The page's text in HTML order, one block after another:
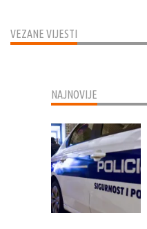
VEZANE VIJESTI
NAJNOVIJE